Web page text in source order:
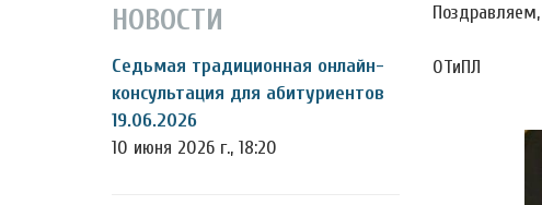
НОВОСТИ
Седьмая традиционная онлайн-
консультация для абитуриентов
19.06.2026
10 июня 2026 г., 18:20
ОТиПЛ